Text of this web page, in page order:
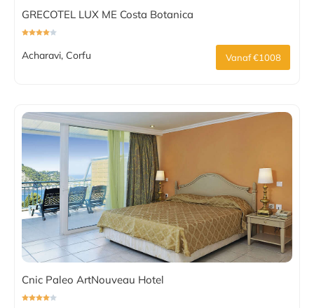
GRECOTEL LUX ME Costa Botanica
Acharavi, Corfu Vanaf €1008
Cnic Paleo ArtNouveau Hotel